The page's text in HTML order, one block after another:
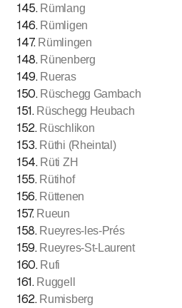
145. Rümlang
146. Rümligen
147. Rümlingen
148. Rünenberg
149. Rueras
150. Rüschegg Gambach
151. Rüschegg Heubach
152. Rüschlikon
153. Rüthi (Rheintal)
154. Rüti ZH
155. Rütihof
156. Rüttenen
157. Rueun
158. Rueyres-les-Prés
159. Rueyres-St-Laurent
160. Rufi
161. Ruggell
162. Rumisberg